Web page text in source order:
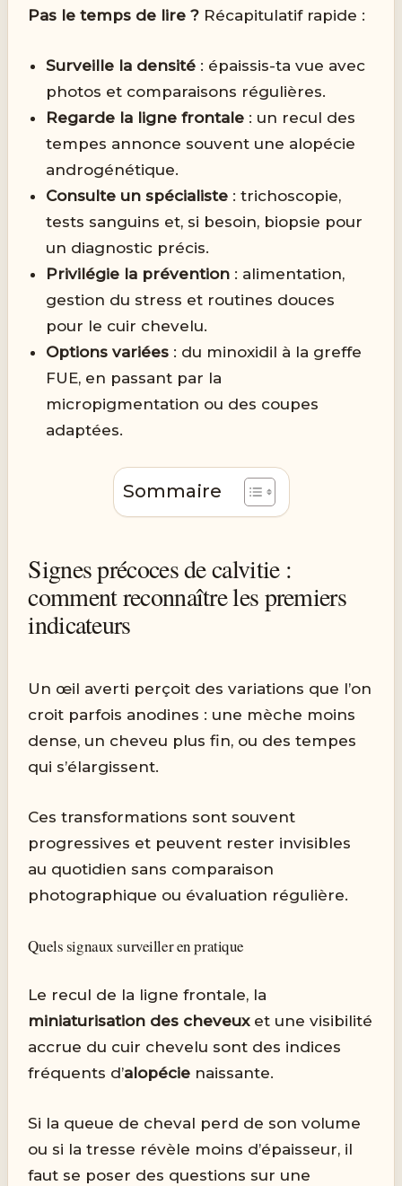
Pas le temps de lire ? Récapitulatif rapide :
Surveille la densité : épaissis-ta vue avec
photos et comparaisons régulières.
Regarde la ligne frontale : un recul des
tempes annonce souvent une alopécie
androgénétique.
Consulte un spécialiste : trichoscopie,
tests sanguins et, si besoin, biopsie pour
un diagnostic précis.
Privilégie la prévention : alimentation,
gestion du stress et routines douces
pour le cuir chevelu.
Options variées : du minoxidil à la greffe
FUE, en passant par la
micropigmentation ou des coupes
adaptées.
Sommaire
Signes précoces de calvitie :
comment reconnaître les premiers
indicateurs
Un œil averti perçoit des variations que l’on
croit parfois anodines : une mèche moins
dense, un cheveu plus fin, ou des tempes
qui s’élargissent.
Ces transformations sont souvent
progressives et peuvent rester invisibles
au quotidien sans comparaison
photographique ou évaluation régulière.
Quels signaux surveiller en pratique
Le recul de la ligne frontale, la
miniaturisation des cheveuxet une visibilité
accrue du cuir chevelu sont des indices
fréquents d’alopécie naissante.
Si la queue de cheval perd de son volume
ou si la tresse révèle moins d’épaisseur, il
faut se poser des questions sur une